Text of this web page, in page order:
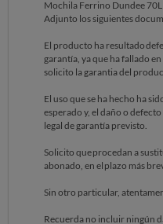
Mochila Ferrino Dundee
Adjunto los siguientes
El producto ha resultado
garantía, ya que ha fallado
solicito la garantia del
El uso que se ha hecho ha
esperado y, el daño o
legal de garantía previsto.
Solicito que procedan a
abonado, en el plazo más
Sin otro particular,
Recuerda no incluir ningún